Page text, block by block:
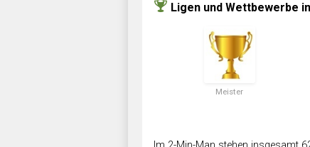
Ligen und Wettbewerbe
Meister